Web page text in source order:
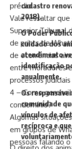
prédio.
Vale ressaltar
Superior Tribunal
de prints de
de ocorrências
entre moradores
processos judiciais
4 – Como
condomínio?
Algumas
em grupos de
pessoas falando
cadastro
2018).
O Poder
cuidado dos
atendimento
identificação
anualmente.
Os
comunidade
vínculos de
recíproca e